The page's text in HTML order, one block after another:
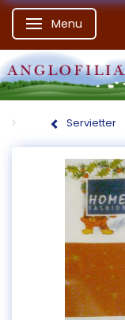
Skifte navigation
Menu
Servietter